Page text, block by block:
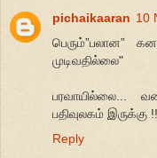
pichaikaaran 10
பெரும்”பலான”
முடிவதில்லை"
பரவாயில்லை...
பதிவுலகம் இருக்கு !!
Reply